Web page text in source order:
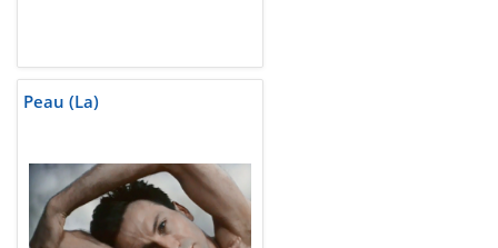
Peau (La)